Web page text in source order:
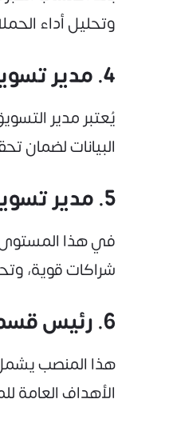
وتحليل أداء
4. مدير تسويق (Marketing Manager)
يُعتبر مدير
البيانات لضمان
5. مدير تسويق أول (Senior Marketing Manager)
في هذا
شراكات قوية،
6. رئيس قسم التسويق (Head of Marketing)
هذا المنصب يشمل
الأهداف العامة